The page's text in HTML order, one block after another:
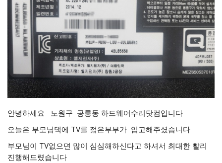
안녕하세요 노원구 공릉동 하드웨어수리닷컴입니다
오늘은 부모님댁에 TV를 젋은부부가 입고해주셨습니다
부모님이 TV없으면 많이 심심해하신다고 하셔서 최대한 빨리
진행해드렸습니다